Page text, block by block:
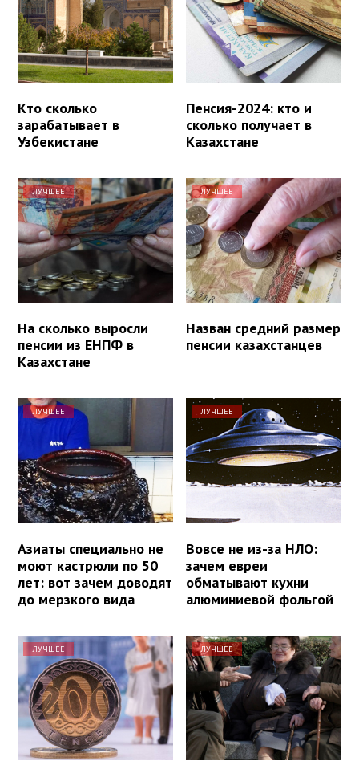
Кто сколько
зарабатывает в
Узбекистане
Пенсия-2024: кто и
сколько получает в
Казахстане
ЛУЧШЕЕ
На сколько выросли
пенсии из ЕНПФ в
Казахстане
ЛУЧШЕЕ
Назван средний размер
пенсии казахстанцев
ЛУЧШЕЕ
Азиаты специально не
моют кастрюли по 50
лет: вот зачем доводят
до мерзкого вида
ЛУЧШЕЕ
Вовсе не из-за НЛО:
зачем евреи
обматывают кухни
алюминиевой фольгой
ЛУЧШЕЕ ЛУЧШЕЕ